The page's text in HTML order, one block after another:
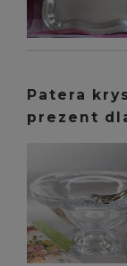
Patera
prezent